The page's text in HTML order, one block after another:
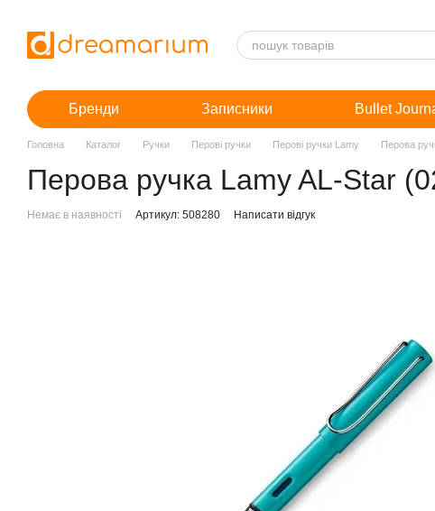
Бренди Записники Bullet
Головна Каталог Ручки Перові ручки Перові ручки Lamy Перова
Перова ручка Lamy AL-Star
Немає в наявності Артикул: 508280 Написати відгук